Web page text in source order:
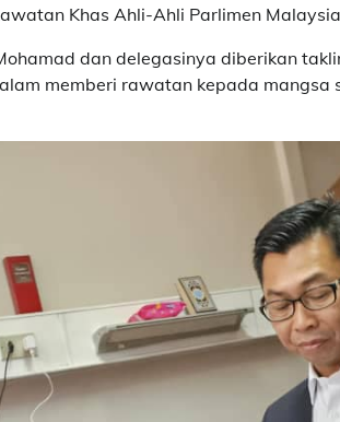
Khas Ahli-Ahli Parlimen
dan delegasinya diberikan
memberi rawatan kepada